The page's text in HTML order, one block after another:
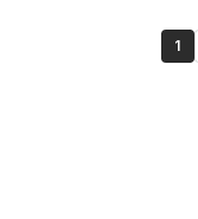
1